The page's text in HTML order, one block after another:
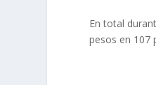
En total
pesos en 107